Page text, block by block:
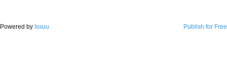
Powered by Issuu Publish for Free